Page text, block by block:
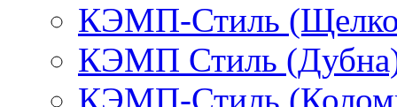
КЭМП-Стиль
КЭМП Стиль